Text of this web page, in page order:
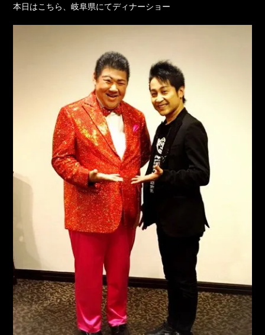
本日はこちら、岐阜県にてディナーショー